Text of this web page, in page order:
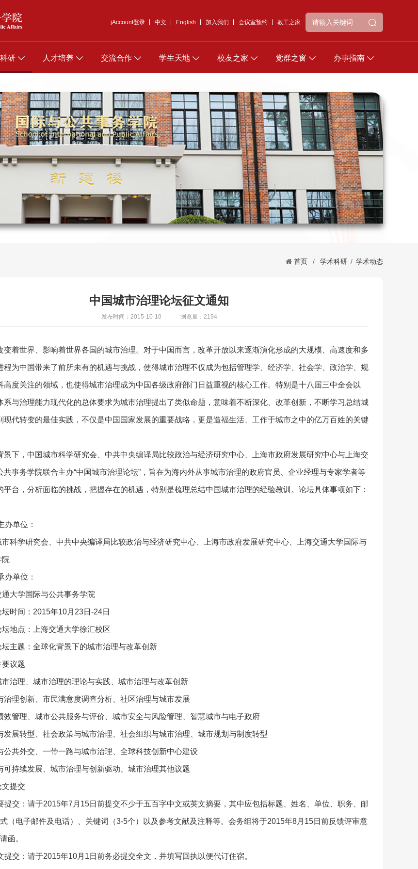
jAccount登录 中文 English 加入我们 会议室预约 教工之家
研 人才培养 交流合作 学生天地 校友之家 党群之窗 办事指南
首页 / 学术科研 / 学术动态
中国城市治理论坛征文通知
发布时间：2015-10-10 浏览量：2194
变着世界、影响着世界各国的城市治理。对于中国而言，改革开放以来逐渐演化形成的大规模、高速度和多
程为中国带来了前所未有的机遇与挑战，使得城市治理不仅成为包括管理学、经济学、社会学、政治学、规
高度关注的领域，也使得城市治理成为中国各级政府部门日益重视的核心工作。特别是十八届三中全会以
系与治理能力现代化的总体要求为城市治理提出了类似命题，意味着不断深化、改革创新，不断学习总结城
现代转变的最佳实践，不仅是中国国家发展的重要战略，更是造福生活、工作于城市之中的亿万百姓的关键
景下，中国城市科学研究会、中共中央编译局比较政治与经济研究中心、上海市政府发展研究中心与上海交
共事务学院联合主办“中国城市治理论坛”，旨在为海内外从事城市治理的政府官员、企业经理与专家学者等
平台，分析面临的挑战，把握存在的机遇，特别是梳理总结中国城市治理的经验教训。论坛具体事项如下：
办单位：
市科学研究会、中共中央编译局比较政治与经济研究中心、上海市政府发展研究中心、上海交通大学国际与
院
办单位：
通大学国际与公共事务学院
坛时间：2015年10月23日-24日
坛地点：上海交通大学徐汇校区
坛主题：全球化背景下的城市治理与改革创新
要议题
治理、城市治理的理论与实践、城市治理与改革创新
治理创新、市民满意度调查分析、社区治理与城市发展
效管理、城市公共服务与评价、城市安全与风险管理、智慧城市与电子政府
发展转型、社会政策与城市治理、社会组织与城市治理、城市规划与制度转型
公共外交、一带一路与城市治理、全球科技创新中心建设
可持续发展、城市治理与创新驱动、城市治理其他议题
提交
提交：请于2015年7月15日前提交不少于五百字中文或英文摘要，其中应包括标题、姓名、单位、职务、邮
（电子邮件及电话）、关键词（3-5个）以及参考文献及注释等。会务组将于2015年8月15日前反馈评审意
函。
提交：请于2015年10月1日前务必提交全文，并填写回执以便代订住宿。